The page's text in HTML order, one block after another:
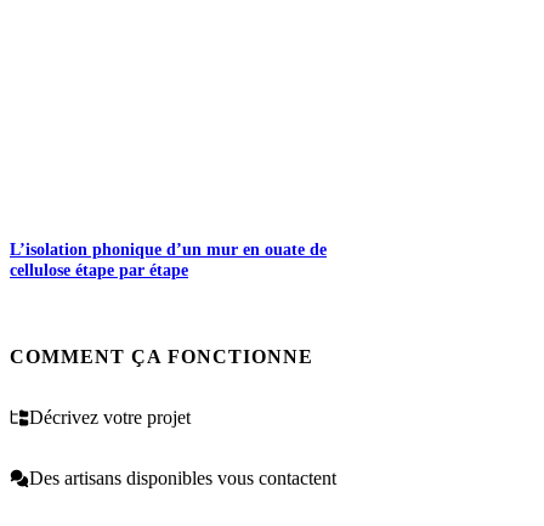
L’isolation phonique d’un mur en ouate de
cellulose étape par étape
COMMENT ÇA FONCTIONNE
Décrivez votre projet
Des artisans disponibles vous contactent